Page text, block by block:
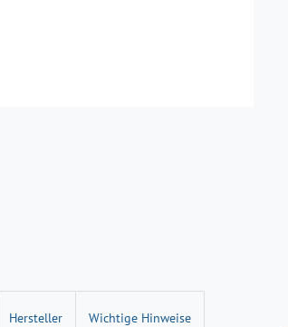
Hersteller Wichtige Hinweise